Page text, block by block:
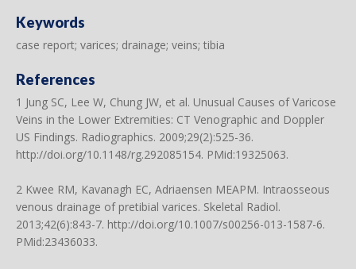
Keywords
case report; varices; drainage; veins; tibia
References
1 Jung SC, Lee W, Chung JW, et al. Unusual Causes of Varicose
Veins in the Lower Extremities: CT Venographic and Doppler
US Findings. Radiographics. 2009;29(2):525-36.
http://doi.org/10.1148/rg.292085154. PMid:19325063.
2 Kwee RM, Kavanagh EC, Adriaensen MEAPM. Intraosseous
venous drainage of pretibial varices. Skeletal Radiol.
2013;42(6):843-7. http://doi.org/10.1007/s00256-013-1587-6.
PMid:23436033.